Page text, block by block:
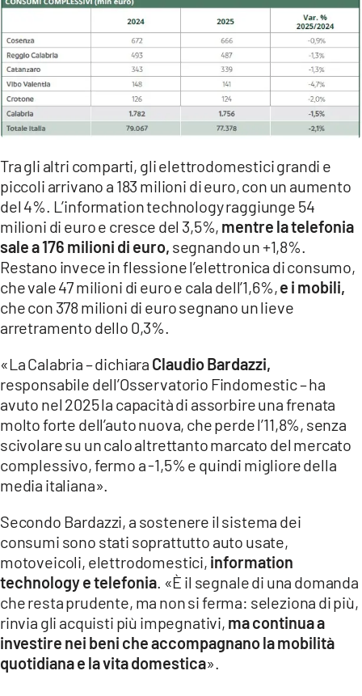
Tra gli altri comparti, gli elettrodomestici grandi e
piccoli arrivano a 183 milioni di euro, con un aumento
del 4%. L’information technology raggiunge 54
milioni di euro e cresce del 3,5%, mentre la telefonia
sale a 176 milioni di euro, segnando un +1,8%.
Restano invece in flessione l’elettronica di consumo,
che vale 47 milioni di euro e cala dell’1,6%,e i mobili,
che con 378 milioni di euro segnano un lieve
arretramento dello 0,3%.
«La Calabria – dichiara Claudio Bardazzi,
responsabile dell’Osservatorio Findomestic – ha
avuto nel 2025 la capacità di assorbire una frenata
molto forte dell’auto nuova, che perde l’11,8%, senza
scivolare su un calo altrettanto marcato del mercato
complessivo, fermo a -1,5% e quindi migliore della
media italiana».
Secondo Bardazzi, a sostenere il sistema dei
consumi sono stati soprattutto auto usate,
motoveicoli, elettrodomestici, information
technology e telefonia . «È il segnale di una domanda
che resta prudente, ma non si ferma: seleziona di più,
rinvia gli acquisti più impegnativi, ma continua a
investire nei beni che accompagnano la mobilità
quotidiana e la vita domestica».